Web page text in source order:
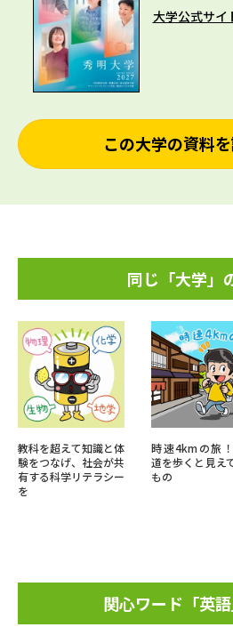
大学公式サイ
この大学の資料
同じ「大学」
教科を超えて知識と体
験をつなげ、社会が共
有する科学リテラシー
を
時速4kmの旅
道を歩くと見え
もの
関心ワード「英